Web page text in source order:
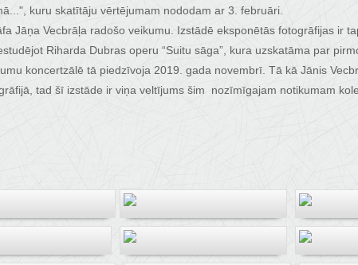
kuru skatītāju vērtējumam nododam ar 3. februāri.
Jāņa Vecbrāļa radošo veikumu. Izstādē eksponētās fotogrāfijas ir
Riharda Dubras operu “Suitu sāga”, kura uzskatāma par
koncertzālē tā piedzīvoja 2019. gada novembrī. Tā kā Jānis
tad šī izstāde ir viņa veltījums šim nozīmīgajam notikumam